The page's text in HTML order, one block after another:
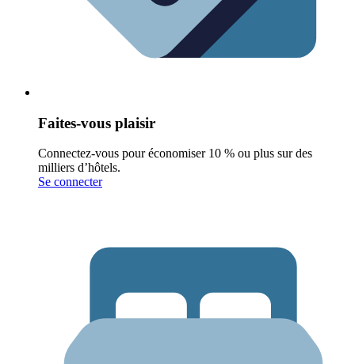
Faites-vous plaisir
Connectez-vous pour économiser 10 % ou plus sur des
milliers d’hôtels.
Se connecter